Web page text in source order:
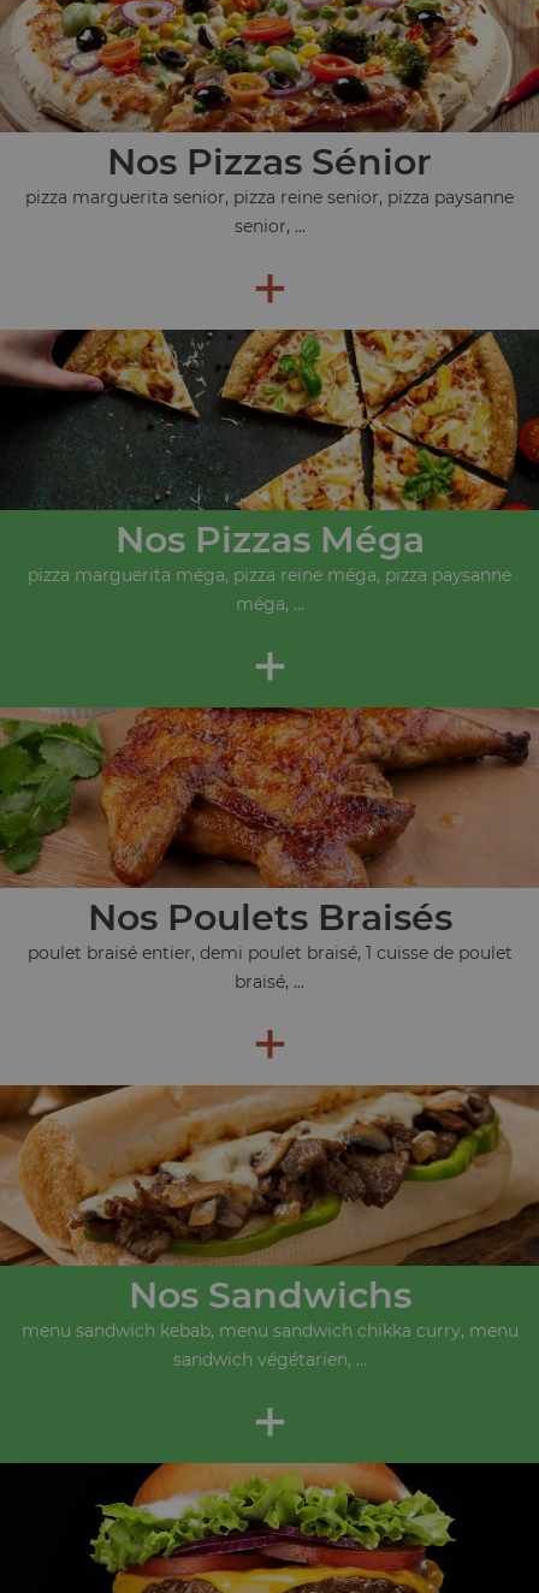
Nos Pizzas Sénior
pizza marguerita senior, pizza reine senior, pizza paysanne
senior, ...
+
Nos Pizzas Méga
pizza marguerita méga, pizza reine méga, pizza paysanne
méga, ...
+
Nos Poulets Braisés
poulet braisé entier, demi poulet braisé, 1 cuisse de poulet
braisé, ...
+
Nos Sandwichs
menu sandwich kebab, menu sandwich chikka curry, menu
sandwich végétarien, ...
+